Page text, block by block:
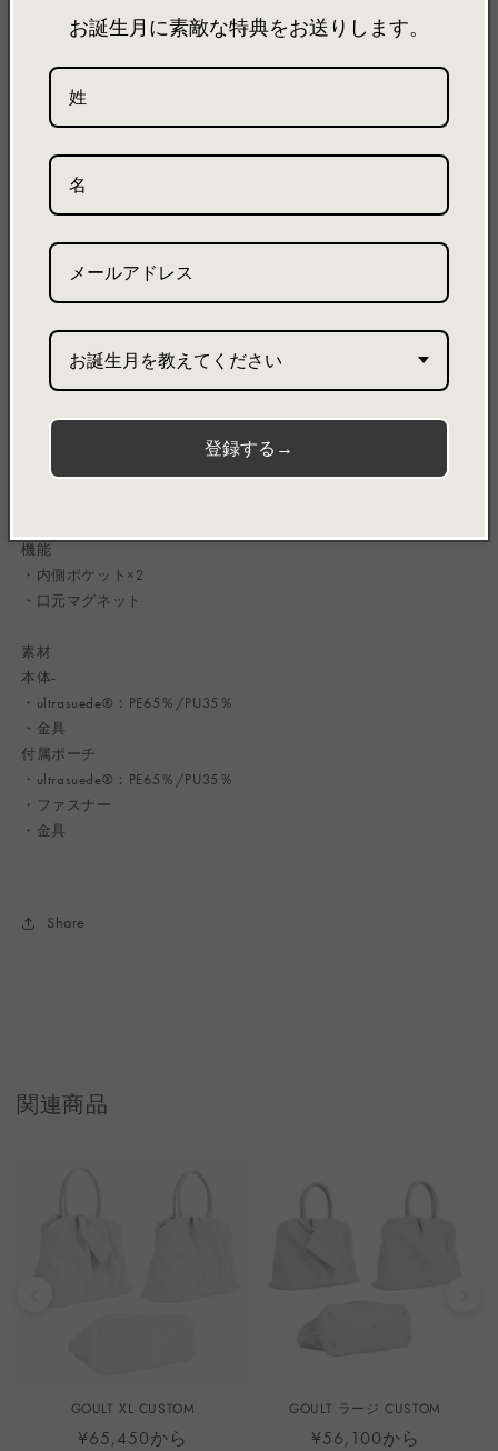
によっては早めに届く場合もございます。
製品詳細 製品サイズ 素材について
GOULT / グルト【S】
Boston Tote Bag Small Custom / ボストントートバッグ
OE-023019
特徴
・中身を整理しやすい、ポケットが内側に2つ。
・底面が直接地面に接地しない為の底鋲付き。
・中ベルトの調整で、シルエットの変更が可能に。
・取り外し可能のショルダーストラップで肩掛けとしてもお使いい
ただけます。
機能
・内側ポケット×2
・口元マグネット
素材
本体-
・ultrasuede®：PE65％/PU35％
・金具
付属ポーチ
・ultrasuede®：PE65％/PU35％
・ファスナー
・金具
Share
関連商品
GOULT XL CUSTOM
¥65,450から
GOULT ラージ CUSTOM
¥56,100から
お誕生月に素敵な特典をお送りします。
お誕生月を教えてください
登録する→